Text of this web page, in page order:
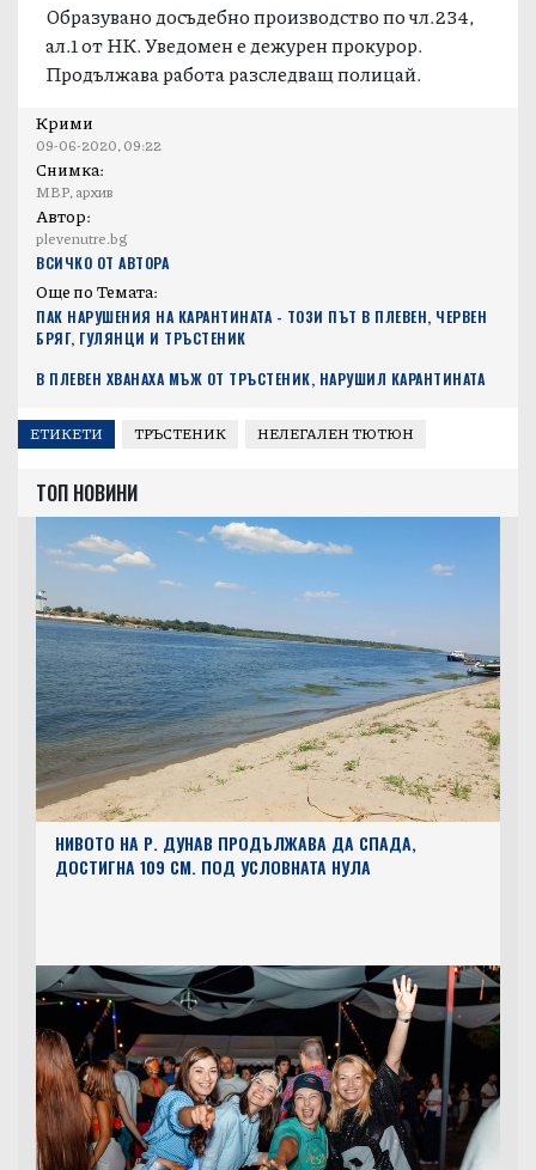
Крими
09-06-2020, 09:22
Снимка:
МВР, архив
Автор:
plevenutre.bg
ВСИЧКО ОТ АВТОРА
Още по Темата:
ПАК НАРУШЕНИЯ НА КАРАНТИНАТА - ТОЗИ ПЪТ В ПЛЕВЕН, ЧЕРВЕН
БРЯГ, ГУЛЯНЦИ И ТРЪСТЕНИК
В ПЛЕВЕН ХВАНАХА МЪЖ ОТ ТРЪСТЕНИК, НАРУШИЛ КАРАНТИНАТА
Образувано досъдебно производство по чл.234,
ал.1 от НК. Уведомен е дежурен прокурор.
Продължава работа разследващ полицай.
ЕТИКЕТИ ТРЪСТЕНИК НЕЛЕГАЛЕН ТЮТЮН
ТОП НОВИНИ
НИВОТО НА Р. ДУНАВ ПРОДЪЛЖАВА ДА СПАДА,
ДОСТИГНА 109 СМ. ПОД УСЛОВНАТА НУЛА